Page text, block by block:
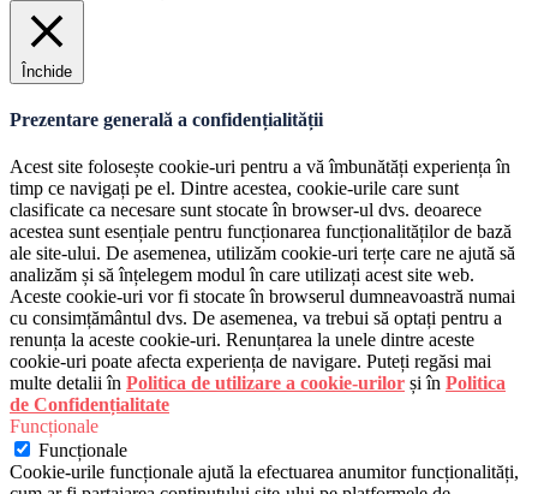
Închide
Prezentare generală a confidențialității
Acest site folosește cookie-uri pentru a vă îmbunătăți experiența în
timp ce navigați pe el. Dintre acestea, cookie-urile care sunt
clasificate ca necesare sunt stocate în browser-ul dvs. deoarece
acestea sunt esențiale pentru funcționarea funcționalităților de bază
ale site-ului. De asemenea, utilizăm cookie-uri terțe care ne ajută să
analizăm și să înțelegem modul în care utilizați acest site web.
Aceste cookie-uri vor fi stocate în browserul dumneavoastră numai
cu consimțământul dvs. De asemenea, va trebui să optați pentru a
renunța la aceste cookie-uri. Renunțarea la unele dintre aceste
cookie-uri poate afecta experiența de navigare. Puteți regăsi mai
multe detalii în Politica de utilizare a cookie-urilor și în Politica
de Confidențialitate
Funcționale
Funcționale
Cookie-urile funcționale ajută la efectuarea anumitor funcționalități,